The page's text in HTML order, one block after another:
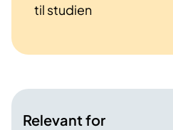
til studien
Relevant for